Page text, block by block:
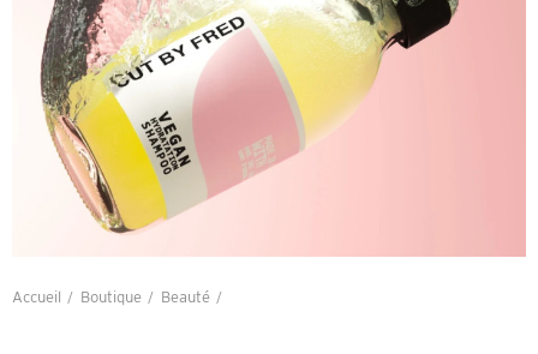
Accueil Boutique
Beauté